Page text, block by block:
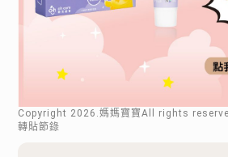
Copyright 2026 .媽媽寶寶All rights
轉貼節錄